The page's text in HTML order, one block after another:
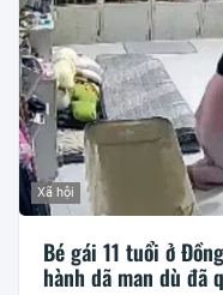
Xã hội
Bé gái 11 tuổi ở
hành dã man dù đã